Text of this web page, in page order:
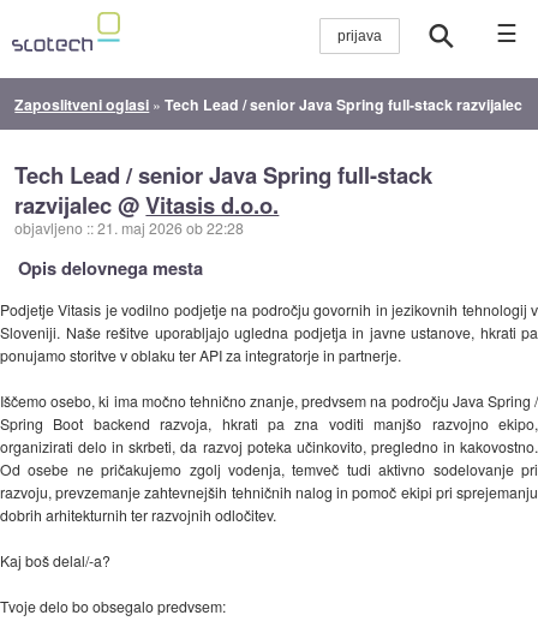
☰
Zaposlitveni oglasi »Tech Lead / senior Java Spring full-stack razvijalec
Tech Lead / senior Java Spring full-stack
razvijalec @Vitasis d.o.o.
objavljeno ::21. maj 2026 ob 22:28
Opis delovnega mesta
Podjetje Vitasis je vodilno podjetje na področju govornih in jezikovnih tehnologij v
Sloveniji. Naše rešitve uporabljajo ugledna podjetja in javne ustanove, hkrati pa
ponujamo storitve v oblaku ter API za integratorje in partnerje.
Iščemo osebo, ki ima močno tehnično znanje, predvsem na področju Java Spring /
Spring Boot backend razvoja, hkrati pa zna voditi manjšo razvojno ekipo,
organizirati delo in skrbeti, da razvoj poteka učinkovito, pregledno in kakovostno.
Od osebe ne pričakujemo zgolj vodenja, temveč tudi aktivno sodelovanje pri
razvoju, prevzemanje zahtevnejših tehničnih nalog in pomoč ekipi pri sprejemanju
dobrih arhitekturnih ter razvojnih odločitev.
Kaj boš delal/-a?
Tvoje delo bo obsegalo predvsem: